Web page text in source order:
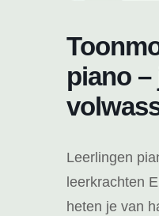
piano –
Leerlingen
leerkrachten
heten je van